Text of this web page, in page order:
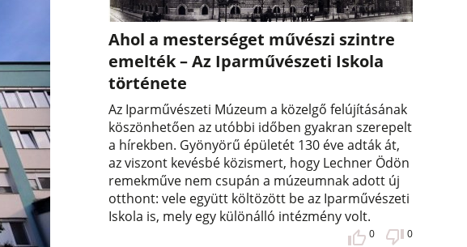
Ahol a mesterséget művészi szintre
emelték – Az Iparművészeti Iskola
története
Az Iparművészeti Múzeum a közelgő felújításának
köszönhetően az utóbbi időben gyakran szerepelt
a hírekben. Gyönyörű épületét 130 éve adták át,
az viszont kevésbé közismert, hogy Lechner Ödön
remekműve nem csupán a múzeumnak adott új
otthont: vele együtt költözött be az Iparművészeti
Iskola is, mely egy különálló intézmény volt.
0 0